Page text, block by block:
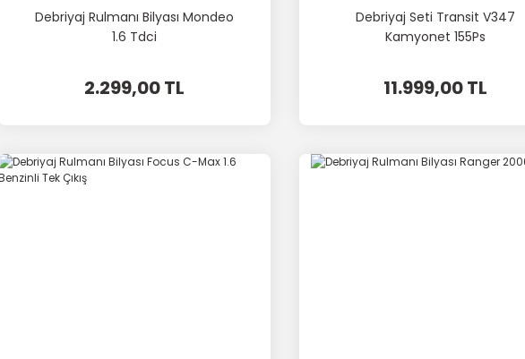
Debriyaj Rulmanı Bilyası Mondeo
1.6 Tdci
2.299,00 TL
Debriyaj Seti Transit V347
Kamyonet 155Ps
11.999,00 TL